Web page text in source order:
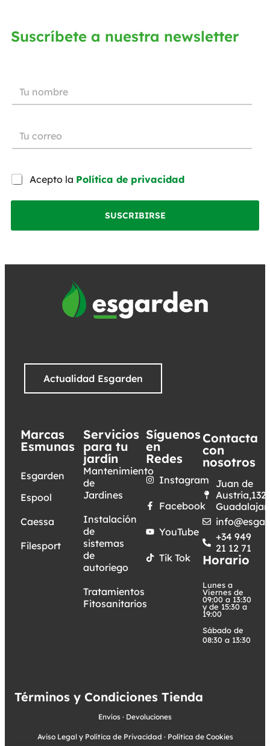
Suscríbete a nuestra newsletter
Acepto la Política de privacidad
SUSCRIBIRSE
Actualidad Esgarden
Marcas
Esmunas
Esgarden
Espool
Caessa
Filesport
Servicios
para tu
jardín
Mantenimiento
de
Jardines
Instalación
de
sistemas
de
autoriego
Tratamientos
Fitosanitarios
Síguenos
en
Redes
Instagram
Facebook
YouTube
Tik Tok
Contacta
con
nosotros
Juan de
Austria,132.
+34 949
21 12 71
Horario
Lunes a
Viernes de
09:00 a 13:30
y de 15:30 a
19:00
Sábado de
08:30 a 13:30
Términos y Condiciones Tienda
Envíos · Devoluciones
Aviso Legal y Política de Privacidad · Política de Cookies